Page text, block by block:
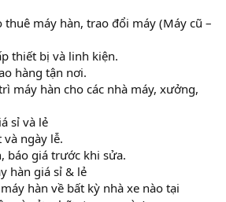
máy hàn, trao đổi máy (Máy cũ –
thiết bị và linh kiện.
hàng tận nơi.
máy hàn cho các nhà máy, xưởng,
sỉ và lẻ
và ngày lễ.
báo giá trước khi sửa.
hàn giá sỉ & lẻ
hàn về bất kỳ nhà xe nào tại